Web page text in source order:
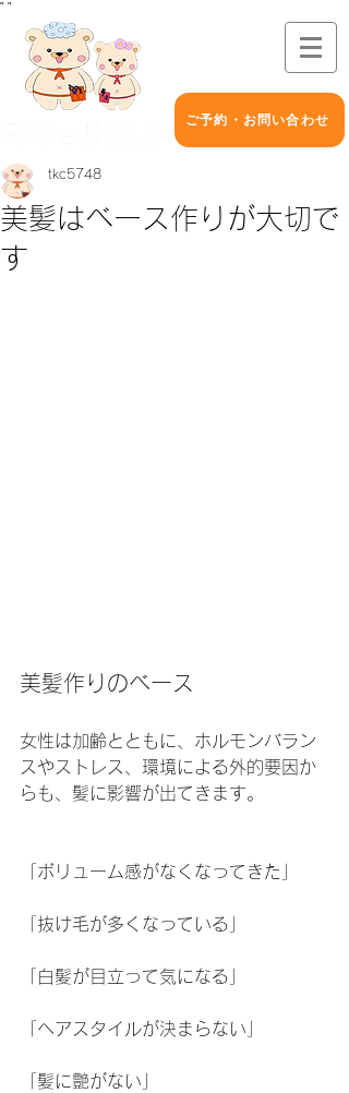
" "
ご予約・お問い合わせ
美髪はベース作りが大切で
す
tkc5748
美髪作りのベース
女性は加齢とともに、ホルモンバラン
スやストレス、環境による外的要因か
らも、髪に影響が出てきます。
「ボリューム感がなくなってきた」
「抜け毛が多くなっている」
「白髪が目立って気になる」
「ヘアスタイルが決まらない」
「髪に艶がない」